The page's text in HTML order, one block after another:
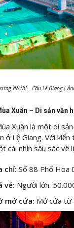
đô thị – Cầu Lệ Giang (
Xuân – Di sản văn
Xuân là một di
ở Lệ Giang. Với
cái nhìn sâu sắc về
chỉ: Số 88 Phố Hoa
vé: Người lớn:
mở cửa: Mở cửa từ